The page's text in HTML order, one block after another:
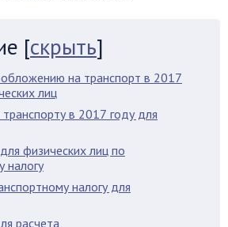
[скрыть]
на транспорт в 2017
лиц
в 2017 году для
физических лиц по
налогу
налогу для
расчета